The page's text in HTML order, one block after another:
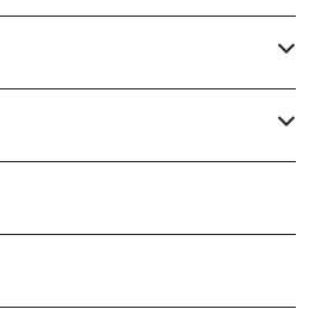
AWARD